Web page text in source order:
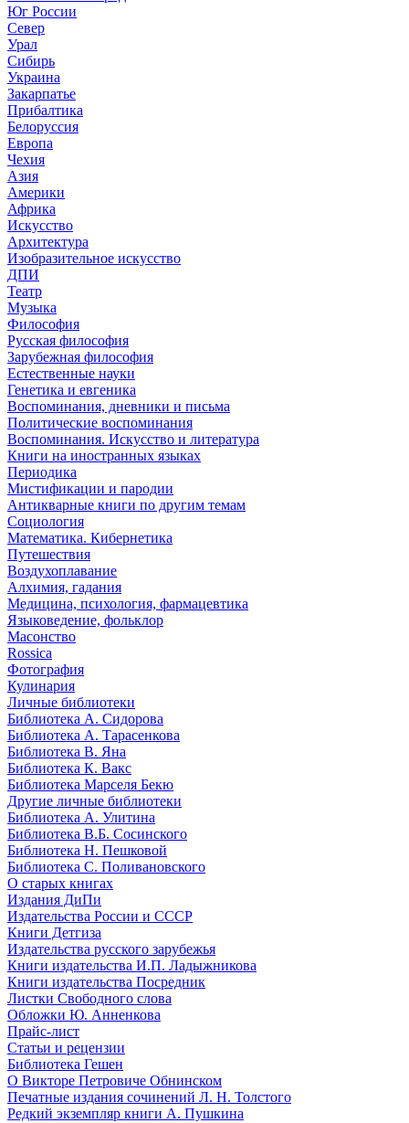
Юг России
Север
Урал
Сибирь
Украина
Закарпатье
Прибалтика
Белоруссия
Европа
Чехия
Азия
Америки
Африка
Искусство
Архитектура
Изобразительное искусство
ДПИ
Театр
Музыка
Философия
Русская философия
Зарубежная философия
Естественные науки
Генетика и евгеника
Воспоминания, дневники и письма
Политические воспоминания
Воспоминания. Искусство и литература
Книги на иностранных языках
Периодика
Мистификации и пародии
Антикварные книги по другим темам
Социология
Математика. Кибернетика
Путешествия
Воздухоплавание
Алхимия, гадания
Медицина, психология, фармацевтика
Языковедение, фольклор
Масонство
Rossica
Фотография
Кулинария
Личные библиотеки
Библиотека А. Сидорова
Библиотека А. Тарасенкова
Библиотека В. Яна
Библиотека К. Вакс
Библиотека Марселя Бекю
Другие личные библиотеки
Библиотека А. Улитина
Библиотека В.Б. Сосинского
Библиотека Н. Пешковой
Библиотека С. Поливановского
О старых книгах
Издания ДиПи
Издательства России и СССР
Книги Детгиза
Издательства русского зарубежья
Книги издательства И.П. Ладыжникова
Книги издательства Посредник
Листки Свободного слова
Обложки Ю. Анненкова
Прайс-лист
Статьи и рецензии
Библиотека Гешен
О Викторе Петровиче Обнинском
Печатные издания сочинений Л. Н. Толстого
Редкий экземпляр книги А. Пушкина